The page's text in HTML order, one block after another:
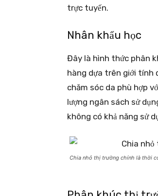
trực tuyến.
Nhân khẩu học
Đây là hình thức phân
hàng dựa trên giới tính
chăm sóc da phù hợp
lượng ngân sách sử
không có khả năng sử
Chia nhỏ thị trường chính là thời